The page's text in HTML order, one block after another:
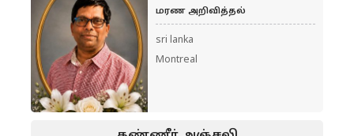
மரண அறிவித்தல்
sri lanka
Montreal